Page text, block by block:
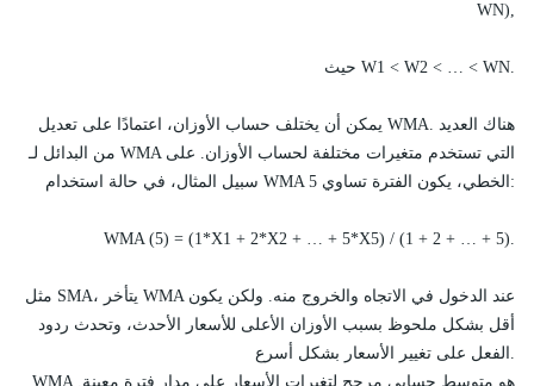
WN),
حيث W1 < W2 < … < WN.
يمكن أن يختلف حساب الأوزان، اعتمادًا على تعديل WMA. هناك العديد
من البدائل لـ WMA التي تستخدم متغيرات مختلفة لحساب الأوزان. على
سبيل المثال، في حالة استخدام WMA الخطي، يكون الفترة تساوي 5:
WMA (5) = (1*X1 + 2*X2 + … + 5*X5) / (1 + 2 + … + 5).
مثل SMA، يتأخر WMA عند الدخول في الاتجاه والخروج منه. ولكن يكون
أقل بشكل ملحوظ بسبب الأوزان الأعلى للأسعار الأحدث، وتحدث ردود
الفعل على تغيير الأسعار بشكل أسرع.
WMA هو متوسط حسابي مرجح لتغيرات الأسعار على مدار فترة معينة.